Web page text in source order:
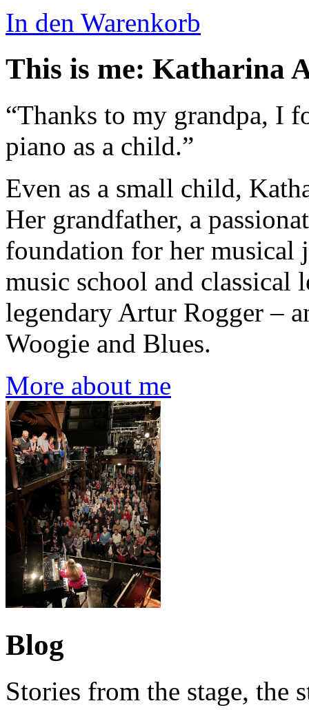
In den Warenkorb
This is me: Katharina
“Thanks to my grandpa, I
piano as a child.”
Even as a small child,
Her grandfather, a
foundation for her musical
music school and classical
legendary Artur Rogger –
Woogie and Blues.
More about me
Blog
Stories from the stage, the